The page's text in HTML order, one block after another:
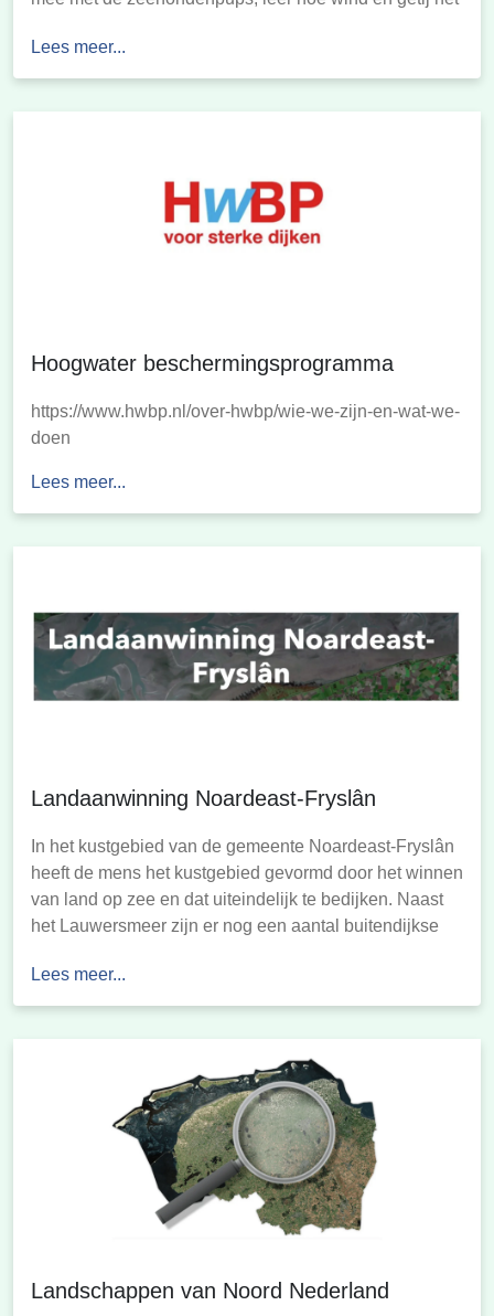
voorjaar het waddengebied bevolken. De infoteksten
vertellen je meer over de achtergrond van de […]
Lees meer...
Hoogwater beschermingsprogramma
https://www.hwbp.nl/over-hwbp/wie-we-zijn-en-wat-we-
doen
Lees meer...
Landaanwinning Noardeast-Fryslân
In het kustgebied van de gemeente Noardeast-Fryslân
heeft de mens het kustgebied gevormd door het winnen
van land op zee en dat uiteindelijk te bedijken. Naast
het Lauwersmeer zijn er nog een aantal buitendijkse
Oorspronkelijk waren het vooral de inwoners die
belang hadden bij de landaanwinning. In […]
Lees meer...
Landschappen van Noord Nederland